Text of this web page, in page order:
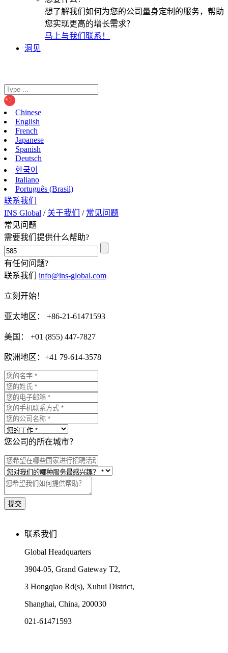
想了解我们如何为您的公司量身定制的服务，帮助
您实现更高的增长需求？
马上与我们联系！
洞见
Chinese
English
French
Japanese
Spanish
Deutsch
한국어
Italiano
Português (Brasil)
联系我们
INS Global / 关于我们 / 常见问题
常见问题
需要我们提供什么帮助?
有任何问题?
联系我们 info@ins-global.com
立刻开始！
亚太地区： +86-21-61471593
美国： +01 (855) 447-7827
欧洲地区：+41 79-614-3578
您公司的所在城市？
联系我们
Global Headquarters
3904-05, Grand Gateway T2,
3 Hongqiao Rd(s), Xuhui District,
Shanghai, China, 200030
021-61471593